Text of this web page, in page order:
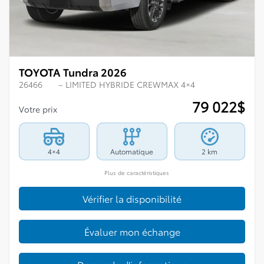
TOYOTA Tundra 2026
26466 – LIMITED HYBRIDE CREWMAX 4×4
Votre prix 79 022$
4×4 Automatique 2 km
Plus de caractéristiques
Vérifier la disponibilité
Évaluer mon échange